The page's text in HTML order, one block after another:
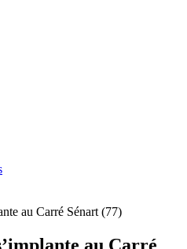
au Carré Sénart (77)
au Carré